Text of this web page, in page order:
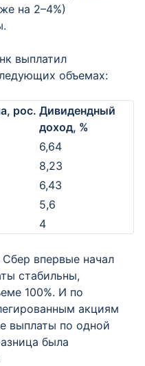
на 2–4%)
выплатил
объемах:
рос. Дивидендный
доход, %
6,64
8,23
6,43
5,6
4
впервые начал
стабильны,
100%. И по
акциям
выплаты по одной
была